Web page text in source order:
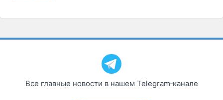
Все главные новости в нашем Telegram‑канале